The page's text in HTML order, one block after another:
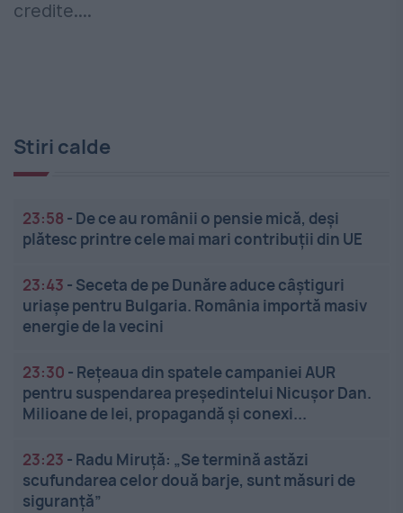
credite....
Stiri calde
23:58 - De ce au românii o pensie mică, deși
plătesc printre cele mai mari contribuții din UE
23:43 - Seceta de pe Dunăre aduce câștiguri
uriașe pentru Bulgaria. România importă masiv
energie de la vecini
23:30 - Rețeaua din spatele campaniei AUR
pentru suspendarea președintelui Nicușor Dan.
Milioane de lei, propagandă și conexi...
23:23 - Radu Miruță: „Se termină astăzi
scufundarea celor două barje, sunt măsuri de
siguranţă”